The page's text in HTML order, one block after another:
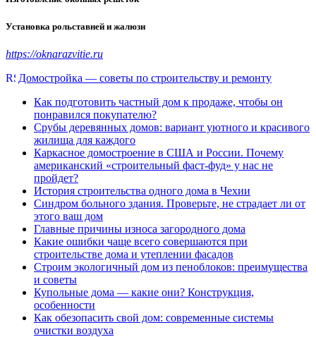
Установка рольставней и жалюзи
https://oknarazvitie.ru
Домостройка — советы по строительству и ремонту
Как подготовить частный дом к продаже, чтобы он
понравился покупателю?
Срубы деревянных домов: вариант уютного и красивого
жилища для каждого
Каркасное домостроение в США и России. Почему
американский «строительный фаст-фуд» у нас не
пройдет?
История строительства одного дома в Чехии
Синдром больного здания. Проверьте, не страдает ли от
этого ваш дом
Главные причины износа загородного дома
Какие ошибки чаще всего совершаются при
строительстве дома и утеплении фасадов
Строим экологичный дом из пеноблоков: преимущества
и советы
Купольные дома — какие они? Конструкция,
особенности
Как обезопасить свой дом: современные системы
очистки воздуха